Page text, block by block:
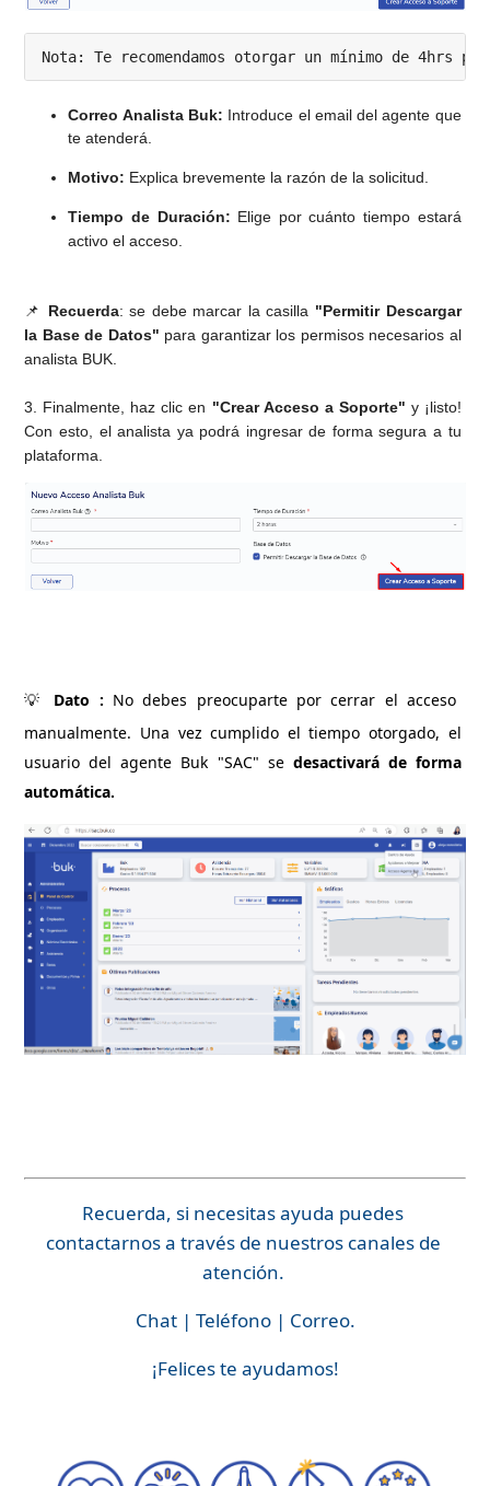
Correo Analista Buk: Introduce el email del agente que
te atenderá.
Motivo: Explica brevemente la razón de la solicitud.
Tiempo de Duración: Elige por cuánto tiempo estará
activo el acceso.
📌 Recuerda: se debe marcar la casilla "Permitir Descargar
la Base de Datos" para garantizar los permisos necesarios al
analista BUK.
3. Finalmente, haz clic en "Crear Acceso a Soporte" y ¡listo!
Con esto, el analista ya podrá ingresar de forma segura a tu
plataforma.
💡 Dato : No debes preocuparte por cerrar el acceso
manualmente. Una vez cumplido el tiempo otorgado, el
usuario del agente Buk "SAC" se desactivará de forma
automática.
Recuerda, si necesitas ayuda puedes
contactarnos a través de nuestros canales de
atención.
Chat | Teléfono | Correo.
¡Felices te ayudamos!